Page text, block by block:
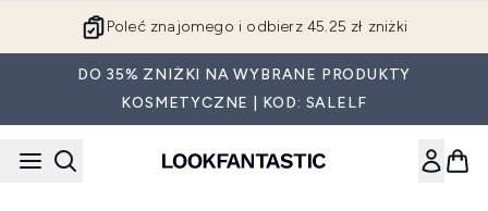
Poleć znajomego i odbierz 45.25 zł zniżki
DO 35% ZNIŻKI NA WYBRANE PRODUKTY
KOSMETYCZNE | KOD: SALELF